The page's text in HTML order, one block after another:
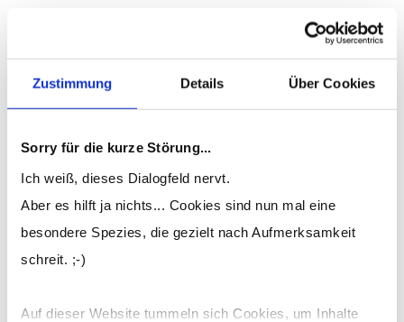
Zustimmung Details Über Cookies
Sorry für die kurze Störung...
Ich weiß, dieses Dialogfeld nervt.
Aber es hilft ja nichts... Cookies sind nun mal eine
besondere Spezies, die gezielt nach Aufmerksamkeit
schreit. ;-)
Auf dieser Website tummeln sich Cookies, um Inhalte
Du hast am Ende des Seminars wertvolle Tools an der Hand, wie
Du Konflikte vermeiden bzw. schnell im Keim ersticken kannst.
Für mehr Verständnis und Freude in Deinen Beziehungen!
ZUR VORHERIGEN LEKTION
ZUR NÄCHSTEN LEKTION
Seminarinhalte